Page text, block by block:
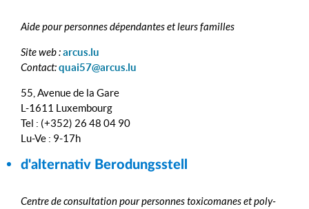
Aide pour personnes dépendantes et leurs familles
Site web :arcus.lu
Contact:quai57@arcus.lu
55, Avenue de la Gare
L-1611 Luxembourg
Tel : (+352) 26 48 04 90
Lu-Ve : 9-17h
d'alternativ Berodungsstell
Centre de consultation pour personnes toxicomanes et poly-